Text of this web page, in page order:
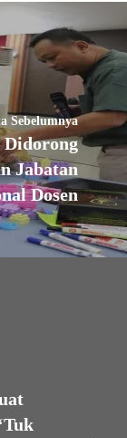
Sebelumnya
Didorong
Jabatan
Dosen